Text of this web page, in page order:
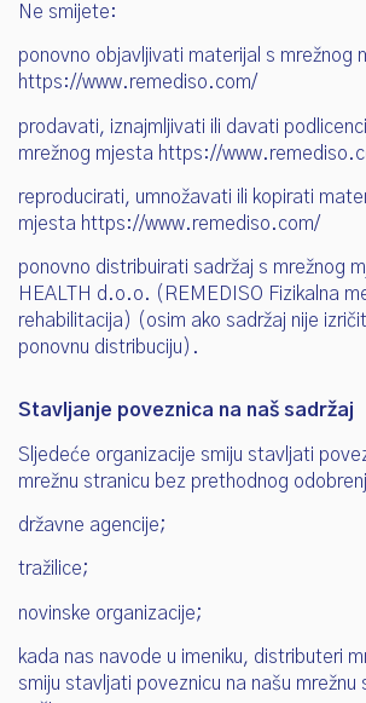
Ne smijete:
ponovno objavljivati materijal s mrežnog
https://www.remediso.com/
prodavati, iznajmljivati ili davati
mrežnog mjesta https://
reproducirati, umnožavati ili kopirati
mjesta https://www.remediso.com/
ponovno distribuirati sadržaj s mrežnog
HEALTH d.o.o. (REMEDISO Fizikalna
rehabilitacija) (osim ako sadržaj nije
ponovnu distribuciju).
Stavljanje poveznica na naš sadržaj
Sljedeće organizacije smiju stavljati
mrežnu stranicu bez prethodnog
državne agencije;
tražilice;
novinske organizacije;
kada nas navode u imeniku, distributeri
smiju stavljati poveznicu na našu mrežnu